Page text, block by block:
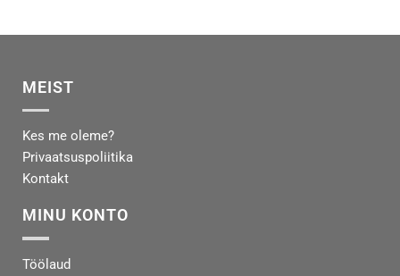
MEIST
Kes me oleme?
Privaatsuspoliitika
Kontakt
MINU KONTO
Töölaud